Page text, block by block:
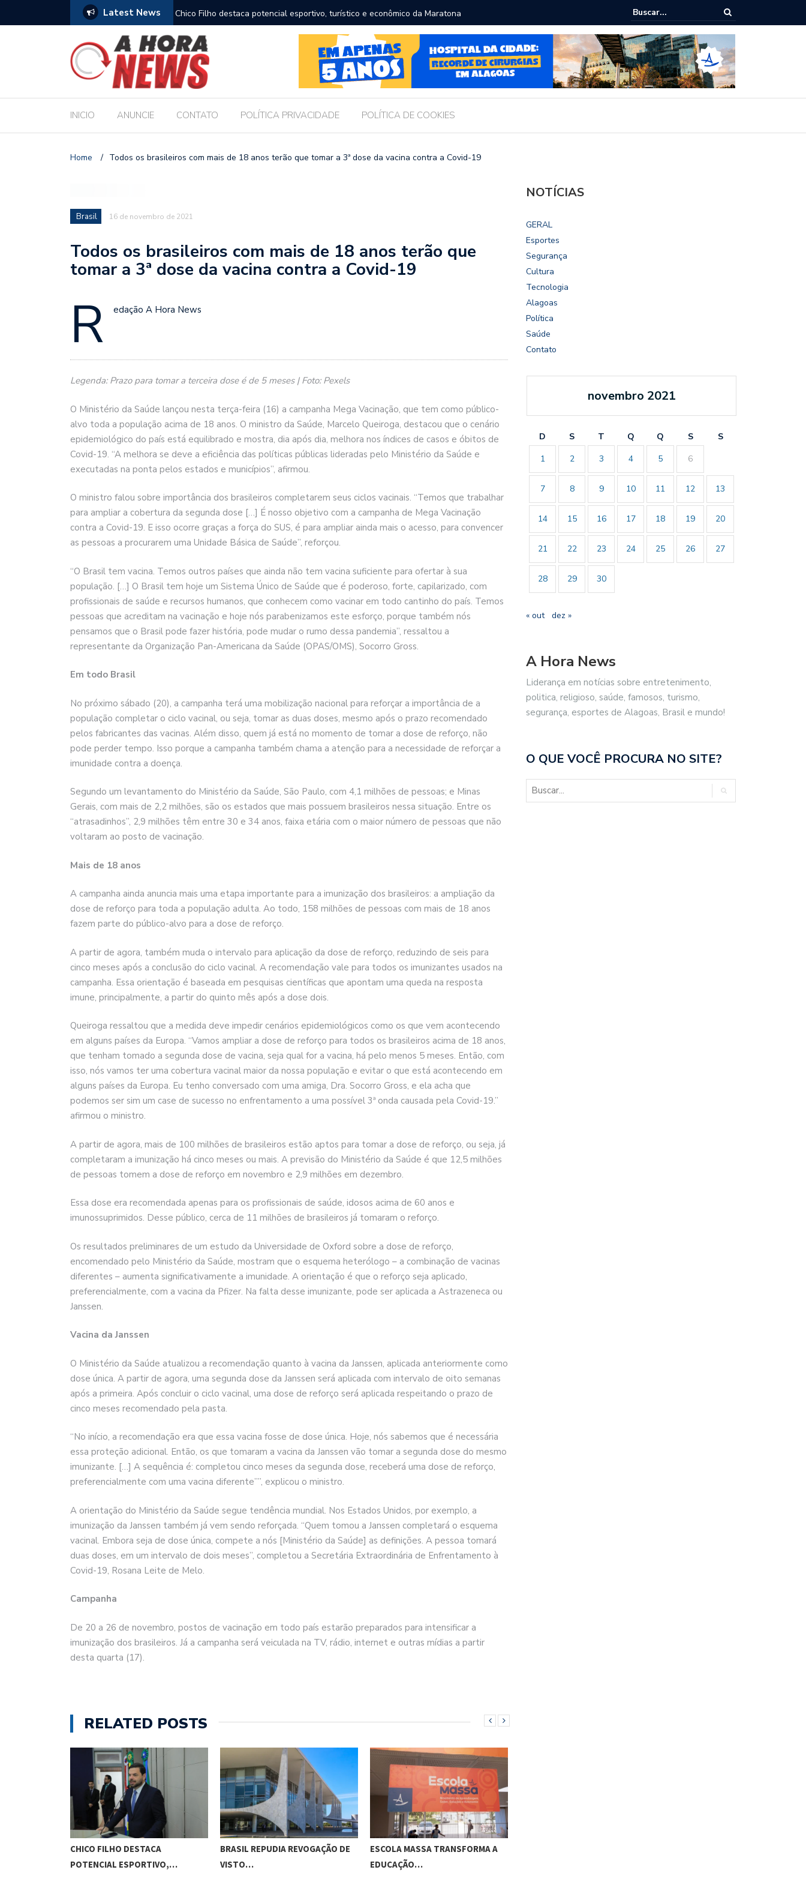
Latest News
escolares e sanciona jornada de 30 horas
Chico Filho destaca potencial esportivo, turístico e econômico da Maratona
Internacional de Maceió
Brasil repudia revogação de visto de embaixadora nos EUA
INICIO ANUNCIE CONTATO POLÍTICA PRIVACIDADE POLÍTICA DE COOKIES
Home / Todos os brasileiros com mais de 18 anos terão que tomar a 3ª dose da vacina contra a Covid-19
Brasil 16 de novembro de 2021
Todos os brasileiros com mais de 18 anos terão que
tomar a 3ª dose da vacina contra a Covid-19
R edação A Hora News
Legenda: Prazo para tomar a terceira dose é de 5 meses | Foto: Pexels
O Ministério da Saúde lançou nesta terça-feira (16) a campanha Mega Vacinação, que tem como público-
alvo toda a população acima de 18 anos. O ministro da Saúde, Marcelo Queiroga, destacou que o cenário
epidemiológico do país está equilibrado e mostra, dia após dia, melhora nos índices de casos e óbitos de
Covid-19. “A melhora se deve a eficiência das políticas públicas lideradas pelo Ministério da Saúde e
executadas na ponta pelos estados e municípios”, afirmou.
O ministro falou sobre importância dos brasileiros completarem seus ciclos vacinais. “Temos que trabalhar
para ampliar a cobertura da segunda dose […] É nosso objetivo com a campanha de Mega Vacinação
contra a Covid-19. E isso ocorre graças a força do SUS, é para ampliar ainda mais o acesso, para convencer
as pessoas a procurarem uma Unidade Básica de Saúde”, reforçou.
“O Brasil tem vacina. Temos outros países que ainda não tem vacina suficiente para ofertar à sua
população. […] O Brasil tem hoje um Sistema Único de Saúde que é poderoso, forte, capilarizado, com
profissionais de saúde e recursos humanos, que conhecem como vacinar em todo cantinho do país. Temos
pessoas que acreditam na vacinação e hoje nós parabenizamos este esforço, porque também nós
pensamos que o Brasil pode fazer história, pode mudar o rumo dessa pandemia”, ressaltou a
representante da Organização Pan-Americana da Saúde (OPAS/OMS), Socorro Gross.
Em todo Brasil
No próximo sábado (20), a campanha terá uma mobilização nacional para reforçar a importância de a
população completar o ciclo vacinal, ou seja, tomar as duas doses, mesmo após o prazo recomendado
pelos fabricantes das vacinas. Além disso, quem já está no momento de tomar a dose de reforço, não
pode perder tempo. Isso porque a campanha também chama a atenção para a necessidade de reforçar a
imunidade contra a doença.
Segundo um levantamento do Ministério da Saúde, São Paulo, com 4,1 milhões de pessoas; e Minas
Gerais, com mais de 2,2 milhões, são os estados que mais possuem brasileiros nessa situação. Entre os
“atrasadinhos”, 2,9 milhões têm entre 30 e 34 anos, faixa etária com o maior número de pessoas que não
voltaram ao posto de vacinação.
Mais de 18 anos
A campanha ainda anuncia mais uma etapa importante para a imunização dos brasileiros: a ampliação da
dose de reforço para toda a população adulta. Ao todo, 158 milhões de pessoas com mais de 18 anos
fazem parte do público-alvo para a dose de reforço.
A partir de agora, também muda o intervalo para aplicação da dose de reforço, reduzindo de seis para
cinco meses após a conclusão do ciclo vacinal. A recomendação vale para todos os imunizantes usados na
campanha. Essa orientação é baseada em pesquisas científicas que apontam uma queda na resposta
imune, principalmente, a partir do quinto mês após a dose dois.
Queiroga ressaltou que a medida deve impedir cenários epidemiológicos como os que vem acontecendo
em alguns países da Europa. “Vamos ampliar a dose de reforço para todos os brasileiros acima de 18 anos,
que tenham tomado a segunda dose de vacina, seja qual for a vacina, há pelo menos 5 meses. Então, com
isso, nós vamos ter uma cobertura vacinal maior da nossa população e evitar o que está acontecendo em
alguns países da Europa. Eu tenho conversado com uma amiga, Dra. Socorro Gross, e ela acha que
podemos ser sim um case de sucesso no enfrentamento a uma possível 3ª onda causada pela Covid-19.”
afirmou o ministro.
A partir de agora, mais de 100 milhões de brasileiros estão aptos para tomar a dose de reforço, ou seja, já
completaram a imunização há cinco meses ou mais. A previsão do Ministério da Saúde é que 12,5 milhões
de pessoas tomem a dose de reforço em novembro e 2,9 milhões em dezembro.
Essa dose era recomendada apenas para os profissionais de saúde, idosos acima de 60 anos e
imunossuprimidos. Desse público, cerca de 11 milhões de brasileiros já tomaram o reforço.
Os resultados preliminares de um estudo da Universidade de Oxford sobre a dose de reforço,
encomendado pelo Ministério da Saúde, mostram que o esquema heterólogo – a combinação de vacinas
diferentes – aumenta significativamente a imunidade. A orientação é que o reforço seja aplicado,
preferencialmente, com a vacina da Pfizer. Na falta desse imunizante, pode ser aplicada a Astrazeneca ou
Janssen.
Vacina da Janssen
O Ministério da Saúde atualizou a recomendação quanto à vacina da Janssen, aplicada anteriormente como
dose única. A partir de agora, uma segunda dose da Janssen será aplicada com intervalo de oito semanas
após a primeira. Após concluir o ciclo vacinal, uma dose de reforço será aplicada respeitando o prazo de
cinco meses recomendado pela pasta.
“No início, a recomendação era que essa vacina fosse de dose única. Hoje, nós sabemos que é necessária
essa proteção adicional. Então, os que tomaram a vacina da Janssen vão tomar a segunda dose do mesmo
imunizante. […] A sequência é: completou cinco meses da segunda dose, receberá uma dose de reforço,
preferencialmente com uma vacina diferente””, explicou o ministro.
A orientação do Ministério da Saúde segue tendência mundial. Nos Estados Unidos, por exemplo, a
imunização da Janssen também já vem sendo reforçada. “Quem tomou a Janssen completará o esquema
vacinal. Embora seja de dose única, compete a nós [Ministério da Saúde] as definições. A pessoa tomará
duas doses, em um intervalo de dois meses”, completou a Secretária Extraordinária de Enfrentamento à
Covid-19, Rosana Leite de Melo.
Campanha
De 20 a 26 de novembro, postos de vacinação em todo país estarão preparados para intensificar a
imunização dos brasileiros. Já a campanha será veiculada na TV, rádio, internet e outras mídias a partir
desta quarta (17).
RELATED POSTS
CHICO FILHO DESTACA
POTENCIAL ESPORTIVO,…
BRASIL REPUDIA REVOGAÇÃO DE
VISTO…
ESCOLA MASSA TRANSFORMA A
EDUCAÇÃO…
NOTÍCIAS
GERAL
Esportes
Segurança
Cultura
Tecnologia
Alagoas
Política
Saúde
Contato
novembro 2021
D S T Q Q S
S
1
2 3 4 5 6
7 8 9 10 11 12 13
14 15 16 17 18 19 20
21 22 23 24 25 26 27
28 29 30
« out dez »
A Hora News
Liderança em notícias sobre entretenimento,
politica, religioso, saúde, famosos, turismo,
segurança, esportes de Alagoas, Brasil e mundo!
O QUE VOCÊ PROCURA NO SITE?